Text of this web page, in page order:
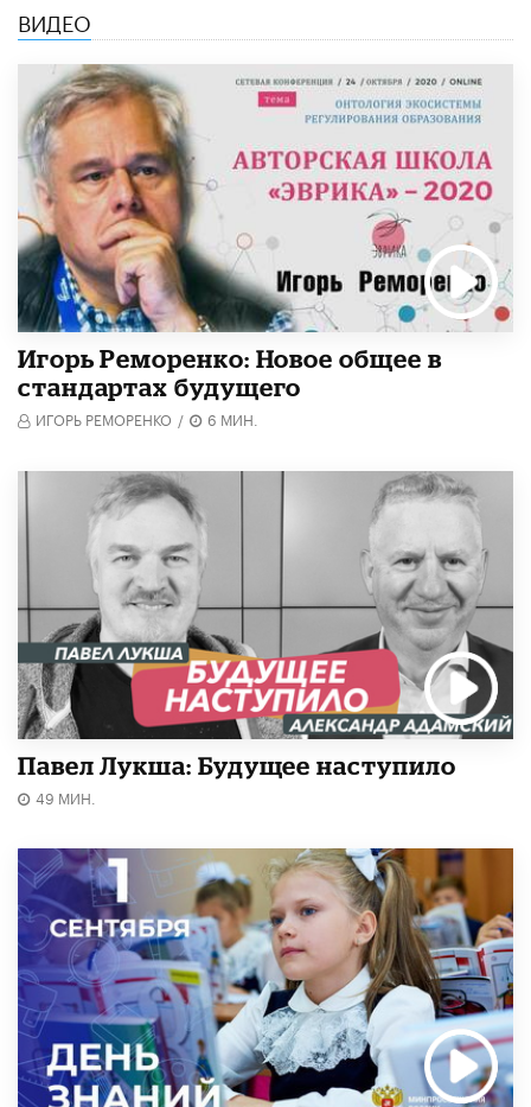
ВИДЕО
Игорь Реморенко: Новое общее в
стандартах будущего
ИГОРЬ РЕМОРЕНКО / 6 МИН.
Павел Лукша: Будущее наступило
49 МИН.